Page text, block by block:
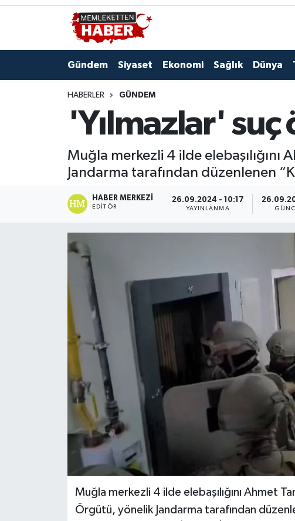
Gündem Siyaset Ekonomi Sağlık Dünya
HABERLER GÜNDEM
'Yılmazlar'
Muğla merkezli 4 ilde elebaşılığını
Jandarma tarafından düzenlenen
HABER MERKEZI
EDITÖR
26.09.2024 - 10:17
YAYINLANMA
Muğla merkezli 4 ilde elebaşılığını Ahmet
Örgütü, yönelik Jandarma tarafından